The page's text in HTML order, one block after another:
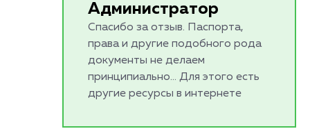
Администратор
Спасибо за отзыв. Паспорта,
права и другие подобного рода
документы не делаем
принципиально... Для этого есть
другие ресурсы в интернете